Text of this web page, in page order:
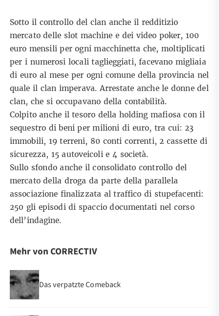
Sotto il controllo del clan anche il redditizio
mercato delle slot machine e dei video poker, 100
euro mensili per ogni macchinetta che, moltiplicati
per i numerosi locali taglieggiati, facevano migliaia
di euro al mese per ogni comune della provincia nel
quale il clan imperava. Arrestate anche le donne del
clan, che si occupavano della contabilità.
Colpito anche il tesoro della holding mafiosa con il
sequestro di beni per milioni di euro, tra cui: 23
immobili, 19 terreni, 80 conti correnti, 2 cassette di
sicurezza, 15 autoveicoli e 4 società.
Sullo sfondo anche il consolidato controllo del
mercato della droga da parte della parallela
associazione finalizzata al traffico di stupefacenti:
250 gli episodi di spaccio documentati nel corso
dell’indagine.
Mehr von CORRECTIV
Das verpatzte Comeback